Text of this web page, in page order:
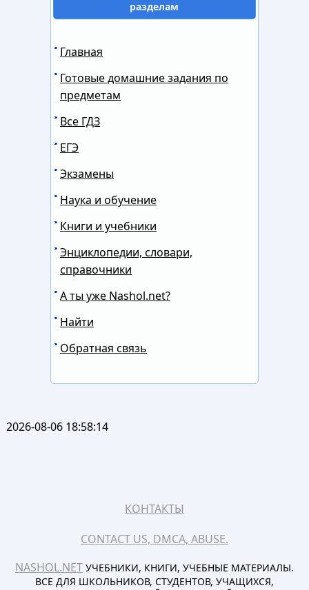
разделам
Главная
Готовые домашние задания по
предметам
Все ГДЗ
ЕГЭ
Экзамены
Наука и обучение
Книги и учебники
Энциклопедии, словари,
справочники
А ты уже Nashol.net?
Найти
Обратная связь
2026-08-06 18:58:14
КОНТАКТЫ
CONTACT US, DMCA, ABUSE.
NASHOL.NETУЧЕБНИКИ, КНИГИ, УЧЕБНЫЕ МАТЕРИАЛЫ.
ВСЕ ДЛЯ ШКОЛЬНИКОВ, СТУДЕНТОВ, УЧАЩИХСЯ,